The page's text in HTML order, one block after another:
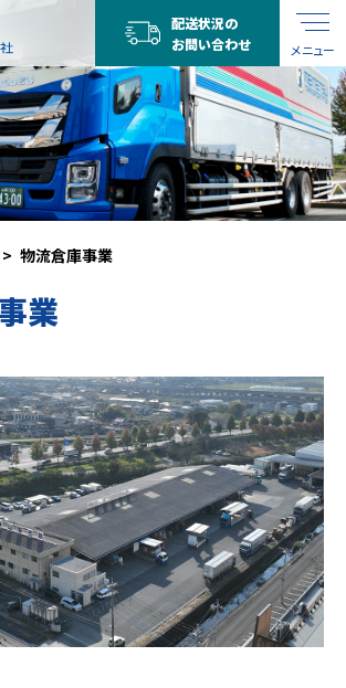
メニュー
配送状況の
お問い合わせ
物流倉庫事業
業